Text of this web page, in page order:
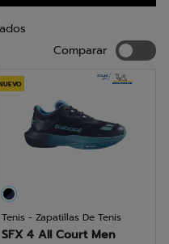
Comparar
Tenis - Zapatillas De Tenis
SFX 4 All Court Men